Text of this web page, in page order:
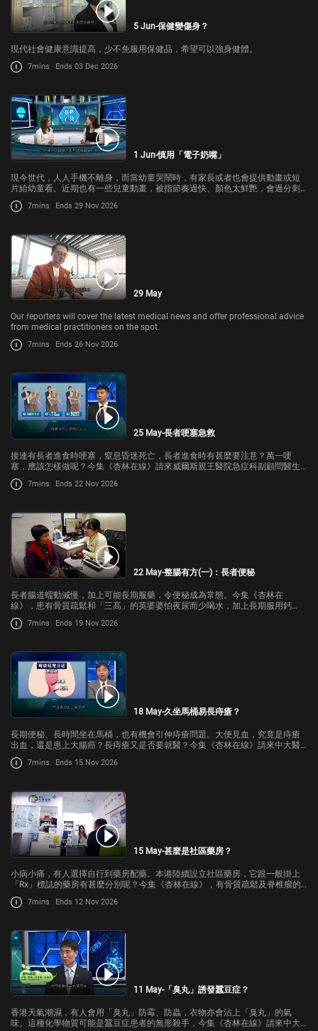
5 Jun-保健變傷身？
現代社會健康意識提高，少不免服用保健品，希望可以強身健體。
7mins Ends 03 Dec 2026
1 Jun-慎用「電子奶嘴」
現今世代，人人手機不離身，而當幼童哭鬧時，有家長或者也會提供動畫或短
片給幼童看。近期也有一些兒童動畫，被指節奏過快、顏色太鮮艷，會過分刺
激幼童感官，對幼童的身心發展會否有影響，甚至長遠導致有特殊教育需要？
7mins Ends 29 Nov 2026
29 May
Our reporters will cover the latest medical news and offer professional advice
from medical practitioners on the spot.
7mins Ends 26 Nov 2026
25 May-長者哽塞急救
接連有長者進食時哽塞，窒息昏迷死亡，長者進食時有甚麼要注意？萬一哽
塞，應該怎樣做呢？今集《杏林在線》請來威爾斯親王醫院急症科副顧問醫生
勞逸曦，跟我們講解。
7mins Ends 22 Nov 2026
22 May-整腸有方(一)：長者便秘
長者腸道蠕動減慢，加上可能長期服藥，令便秘成為常態。今集《杏林在
線》，患有骨質疏鬆和「三高」的英婆婆怕夜尿而少喝水，加上長期服用鈣
片，不時受便秘困擾。
7mins Ends 19 Nov 2026
18 May-久坐馬桶易長痔瘡？
長期便秘、長時間坐在馬桶，也有機會引伸痔瘡問題。大便見血，究竟是痔瘡
出血，還是患上大腸癌？長痔瘡又是否要就醫？今集《杏林在線》請來中大醫
學院外科學系名譽臨床助理教授吳國宇跟我們講解。
7mins Ends 15 Nov 2026
15 May-甚麼是社區藥房？
小病小痛，有人選擇自行到藥房配藥。本港陸續設立社區藥房，它跟一般掛上
「Rx」標誌的藥房有甚麼分別呢？今集《杏林在線》，有骨質疏鬆及脊椎瘤的
郭小姐一直在公立醫院跟進病情，公立醫院醫生為她開出藥物處方，方便她到
鄰近住所的社區藥房配藥，過程有藥劑
7mins Ends 12 Nov 2026
11 May-「臭丸」誘發蠶豆症？
香港天氣潮濕，有人會用「臭丸」防霉、防蟲，衣物亦會沾上「臭丸」的氣
味。這種化學物質可能是蠶豆症患者的無形殺手，今集《杏林在線》請來中大